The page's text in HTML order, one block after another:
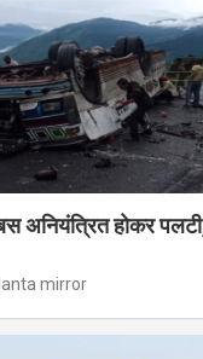
अनियंत्रित होकर
mirror